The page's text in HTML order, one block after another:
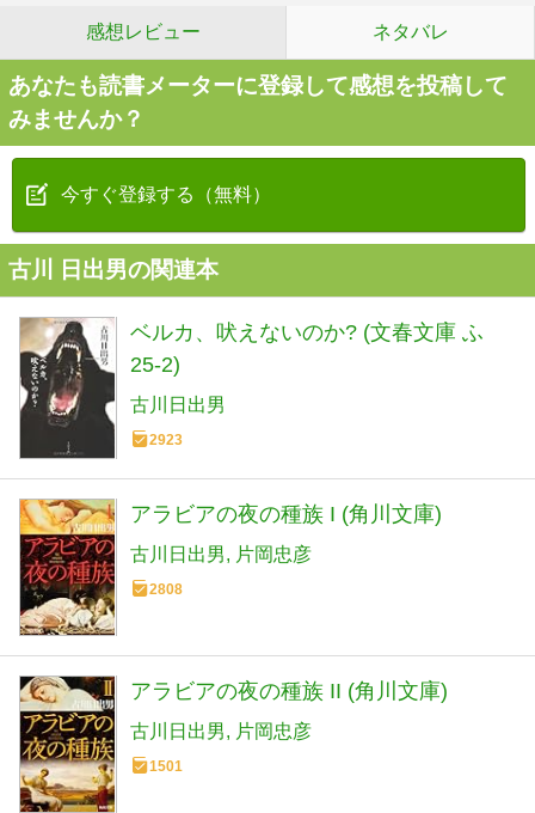
感想レビュー ネタバレ
あなたも読書メーターに登録して感想を投稿して
みませんか？
今すぐ登録する（無料）
古川 日出男の関連本
ベルカ、吠えないのか? (文春文庫 ふ
25-2)
古川日出男
2923
アラビアの夜の種族 I (角川文庫)
古川日出男 片岡忠彦
2808
アラビアの夜の種族 II (角川文庫)
古川日出男 片岡忠彦
1501